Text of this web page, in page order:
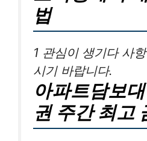
법
1 관심이 생기다 사
시기 바랍니다.
아파트담보
권 주간 최고